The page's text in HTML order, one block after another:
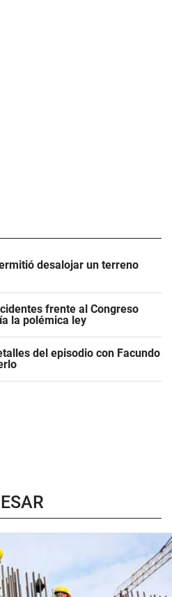
desalojar un terreno
frente al Congreso
la polémica ley
del episodio con Facundo